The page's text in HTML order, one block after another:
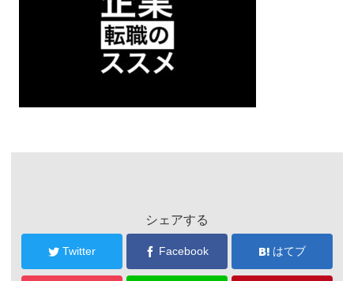
シェアする
Twitter Facebook はてブ